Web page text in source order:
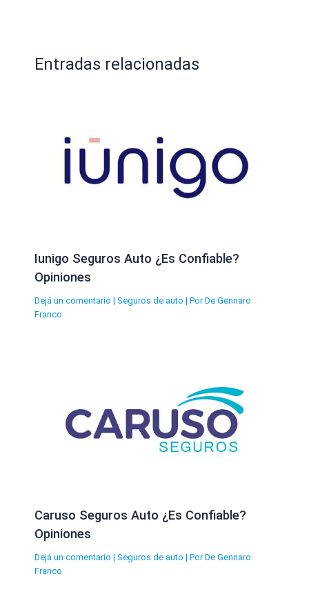
Entradas relacionadas
Iunigo Seguros Auto ¿Es Confiable?
Opiniones
Dejá un comentario | Seguros de auto | Por De Gennaro
Franco
Caruso Seguros Auto ¿Es Confiable?
Opiniones
Dejá un comentario | Seguros de auto | Por De Gennaro
Franco